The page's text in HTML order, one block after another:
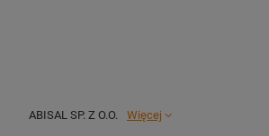
ABISAL SP. Z O.O. Więcej